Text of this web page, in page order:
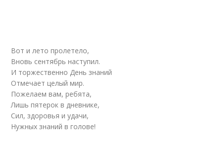
Вот и лето пролетело,
Вновь сентябрь наступил.
И торжественно День знаний
Отмечает целый мир.
Пожелаем вам, ребята,
Лишь пятерок в дневнике,
Сил, здоровья и удачи,
Нужных знаний в голове!